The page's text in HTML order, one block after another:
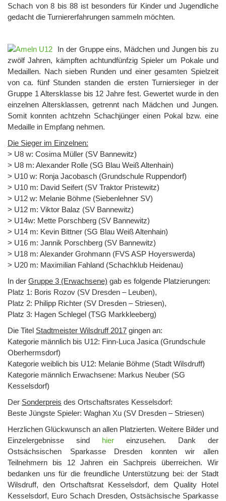
Schach von 8 bis 88 ist besonders für Kinder und Jugendliche
gedacht die Turniererfahrungen sammeln möchten.
In der Gruppe eins, Mädchen und Jungen bis zu
zwölf Jahren, kämpften achtundfünfzig Spieler um Pokale und
Medaillen. Nach sieben Runden und einer gesamten Spielzeit
von ca. fünf Stunden standen die ersten Turniersieger in der
Gruppe 1 Altersklasse bis 12 Jahre fest. Gewertet wurde in den
einzelnen Altersklassen, getrennt nach Mädchen und Jungen.
Somit konnten achtzehn Schachjünger einen Pokal bzw. eine
Medaille in Empfang nehmen.
Die Sieger im Einzelnen:
> U8 w: Cosima Müller (SV Bannewitz)
> U8 m: Alexander Rolle (SG Blau Weiß Altenhain)
> U10 w: Ronja Jacobasch (Grundschule Ruppendorf)
> U10 m: David Seifert (SV Traktor Pristewitz)
> U12 w: Melanie Böhme (Siebenlehner SV)
> U12 m: Viktor Balaz (SV Bannewitz)
> U14w: Mette Porschberg (SV Bannewitz)
> U14 m: Kevin Bittner (SG Blau Weiß Altenhain)
> U16 m: Jannik Porschberg (SV Bannewitz)
> U18 m: Alexander Grohmann (FVS ASP Hoyerswerda)
> U20 m: Maximilian Fahland (Schachklub Heidenau)
In der Gruppe 3 (Erwachsene) gab es folgende Platzierungen:
Platz 1: Boris Rozov (SV Dresden – Leuben),
Platz 2: Philipp Richter (SV Dresden – Striesen),
Platz 3: Hagen Schlegel (TSG Markkleeberg)
Die Titel Stadtmeister Wilsdruff 2017 gingen an:
Kategorie männlich bis U12: Finn-Luca Jasica (Grundschule
Oberhermsdorf)
Kategorie weiblich bis U12: Melanie Böhme (Stadt Wilsdruff)
Kategorie männlich Erwachsene: Markus Neuber (SG
Kesselsdorf)
Der Sonderpreis des Ortschaftsrates Kesselsdorf:
Beste Jüngste Spieler: Waghan Xu (SV Dresden – Striesen)
Herzlichen Glückwunsch an allen Platzierten. Weitere Bilder und
Einzelergebnisse sind hier einzusehen. Dank der
Ostsächsischen Sparkasse Dresden konnten wir allen
Teilnehmern bis 12 Jahren ein Sachpreis überreichen. Wir
bedanken uns für die freundliche Unterstützung bei: der Stadt
Wilsdruff, den Ortschaftsrat Kesselsdorf, dem Quality Hotel
Kesselsdorf, Euro Schach Dresden, Ostsächsische Sparkasse